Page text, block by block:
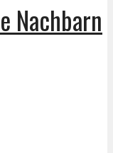
Nachbarn